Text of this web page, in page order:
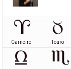
Carneiro Touro